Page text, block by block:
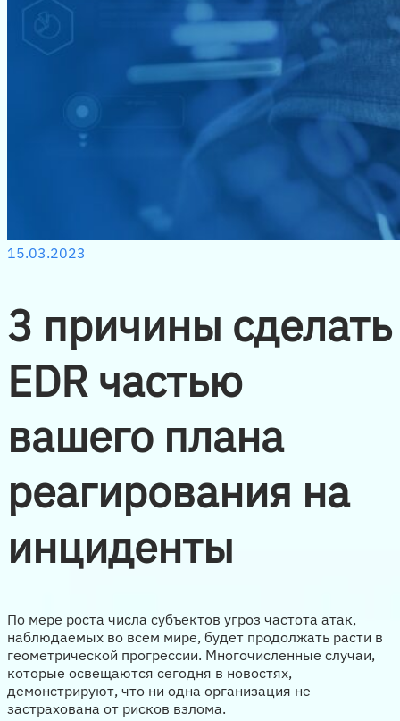
15.03.2023
3 причины сделать
EDR частью
вашего плана
реагирования на
инциденты
По мере роста числа субъектов угроз частота атак,
наблюдаемых во всем мире, будет продолжать расти в
геометрической прогрессии. Многочисленные случаи,
которые освещаются сегодня в новостях,
демонстрируют, что ни одна организация не
застрахована от рисков взлома.